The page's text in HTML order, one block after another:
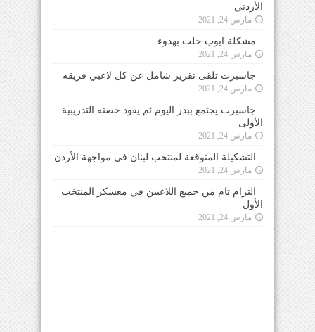
الأردني
مارس 24, 2021
مشكلة ايوب حلت بهدوء
مارس 24, 2021
جاسبرت تلقى تقرير شامل عن كل لاعبي فريقه
مارس 24, 2021
جاسبرت يجتمع ببدر اليوم ثم يقود حصته التدريبية
الأولى
مارس 24, 2021
التشكيلة المتوقعة لمنتخب لبنان في مواجهة الأردن
مارس 24, 2021
التزام تام من جميع اللاعبين في معسكر المنتخب
الأول
مارس 24, 2021